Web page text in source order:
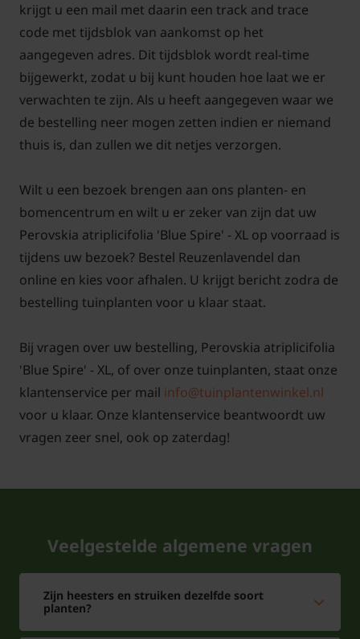
krijgt u een mail met daarin een track and trace
code met tijdsblok van aankomst op het
aangegeven adres. Dit tijdsblok wordt real-time
bijgewerkt, zodat u bij kunt houden hoe laat we er
verwachten te zijn. Als u heeft aangegeven waar we
de bestelling neer mogen zetten indien er niemand
thuis is, dan zullen we dit netjes verzorgen.
Wilt u een bezoek brengen aan ons planten- en
bomencentrum en wilt u er zeker van zijn dat uw
Perovskia atriplicifolia 'Blue Spire' - XL op voorraad is
tijdens uw bezoek? Bestel Reuzenlavendel dan
online en kies voor afhalen. U krijgt bericht zodra de
bestelling tuinplanten voor u klaar staat.
Bij vragen over uw bestelling, Perovskia atriplicifolia
'Blue Spire' - XL, of over onze tuinplanten, staat onze
klantenservice per mail info@tuinplantenwinkel.nl
voor u klaar. Onze klantenservice beantwoordt uw
vragen zeer snel, ook op zaterdag!
Veelgestelde algemene vragen
Zijn heesters en struiken dezelfde soort
planten?